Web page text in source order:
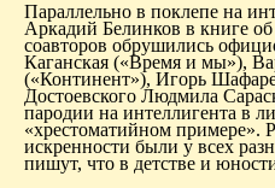
Параллельно в поклепе на
Аркадий Белинков в книге об
соавторов обрушились
Каганская («Время и мы»),
(«Континент»), Игорь
Достоевского Людмила
пародии на интеллигента в
«хрестоматийном примере».
искренности были у всех
пишут, что в детстве и